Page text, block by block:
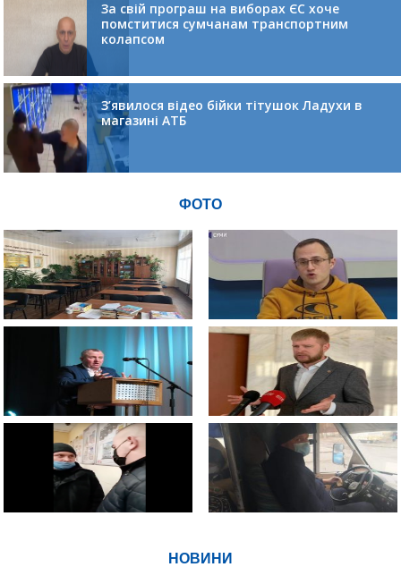
НОВИНИ
За свій програш на виборах ЄС хоче
помститися сумчанам транспортним
колапсом
З’явилося відео бійки тітушок Ладухи в
магазині АТБ
ФОТО